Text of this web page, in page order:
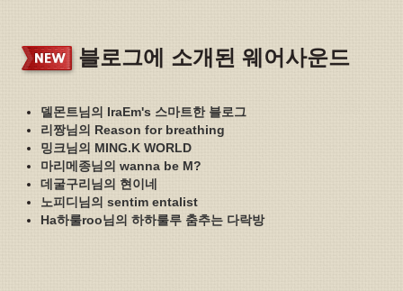
블로그에 소개된 웨어사운드
델몬트님의 IraEm's 스마트한 블로그
리짱님의 Reason for breathing
밍크님의 MING.K WORLD
마리메종님의 wanna be M?
데굴구리님의 현이네
노피디님의 sentim entalist
Ha하룰roo님의 하하룰루 춤추는 다락방